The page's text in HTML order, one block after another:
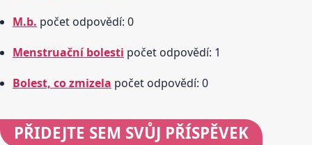
M.b. počet odpovědí: 0
Menstruační bolesti počet odpovědí: 1
Bolest, co zmizela počet odpovědí: 0
PŘIDEJTE SEM SVŮJ PŘÍSPĚVEK